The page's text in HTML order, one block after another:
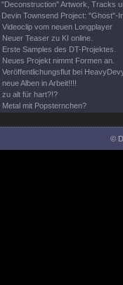
"Deconstruction" Artwork, Tracks
Devin Townsend Project: "Ghost"-
Videoclip vom neuen Longplayer
Neuer Teaser zu KI online.
Erste Samples des DT-Projektes.
Neues Projekt nimmt Formen an.
Veröffentlichungsflut bei
neue Alben in Arbeit!!!!
zu alt für hart?!?
Metal mit Popsternchen?
©